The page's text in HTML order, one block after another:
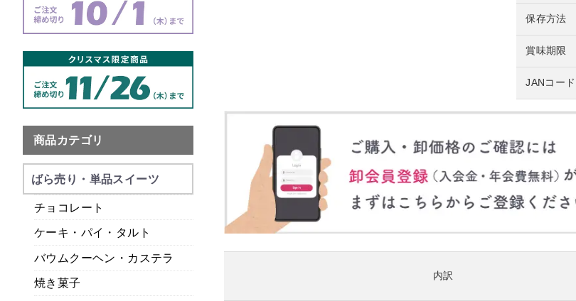
保存方法
賞味期限
JANコード
内訳
商品カテゴリ
ばら売り・単品スイーツ
チョコレート
ケーキ・パイ・タルト
バウムクーヘン・カステラ
焼き菓子